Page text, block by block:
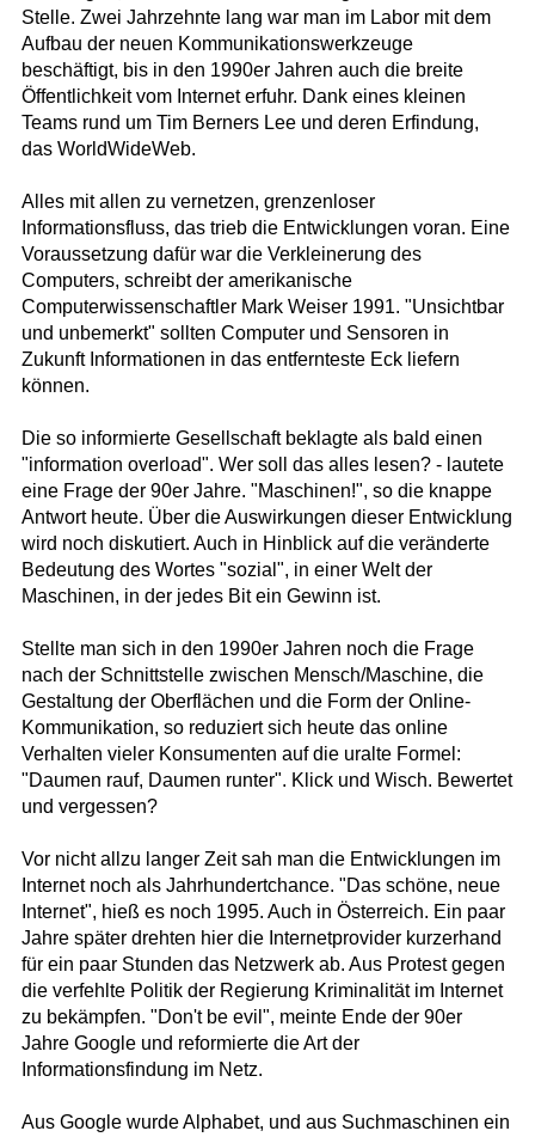
Stelle. Zwei Jahrzehnte lang war man im Labor mit dem
Aufbau der neuen Kommunikationswerkzeuge
beschäftigt, bis in den 1990er Jahren auch die breite
Öffentlichkeit vom Internet erfuhr. Dank eines kleinen
Teams rund um Tim Berners Lee und deren Erfindung,
das WorldWideWeb.
Alles mit allen zu vernetzen, grenzenloser
Informationsfluss, das trieb die Entwicklungen voran. Eine
Voraussetzung dafür war die Verkleinerung des
Computers, schreibt der amerikanische
Computerwissenschaftler Mark Weiser 1991. "Unsichtbar
und unbemerkt" sollten Computer und Sensoren in
Zukunft Informationen in das entfernteste Eck liefern
können.
Die so informierte Gesellschaft beklagte als bald einen
"information overload". Wer soll das alles lesen? - lautete
eine Frage der 90er Jahre. "Maschinen!", so die knappe
Antwort heute. Über die Auswirkungen dieser Entwicklung
wird noch diskutiert. Auch in Hinblick auf die veränderte
Bedeutung des Wortes "sozial", in einer Welt der
Maschinen, in der jedes Bit ein Gewinn ist.
Stellte man sich in den 1990er Jahren noch die Frage
nach der Schnittstelle zwischen Mensch/Maschine, die
Gestaltung der Oberflächen und die Form der Online-
Kommunikation, so reduziert sich heute das online
Verhalten vieler Konsumenten auf die uralte Formel:
"Daumen rauf, Daumen runter". Klick und Wisch. Bewertet
und vergessen?
Vor nicht allzu langer Zeit sah man die Entwicklungen im
Internet noch als Jahrhundertchance. "Das schöne, neue
Internet", hieß es noch 1995. Auch in Österreich. Ein paar
Jahre später drehten hier die Internetprovider kurzerhand
für ein paar Stunden das Netzwerk ab. Aus Protest gegen
die verfehlte Politik der Regierung Kriminalität im Internet
zu bekämpfen. "Don't be evil", meinte Ende der 90er
Jahre Google und reformierte die Art der
Informationsfindung im Netz.
Aus Google wurde Alphabet, und aus Suchmaschinen ein